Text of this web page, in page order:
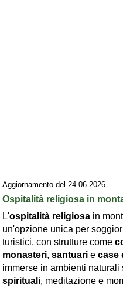
Aggiornamento del 24-06-2026
Ospitalità religiosa in
L'ospitalità religiosa in
un'opzione unica per
turistici, con strutture come
monasteri, santuari e case
immerse in ambienti
spirituali, meditazione e
➕ Segnala evento
Chi siamo
Ambienti
≋ Mare